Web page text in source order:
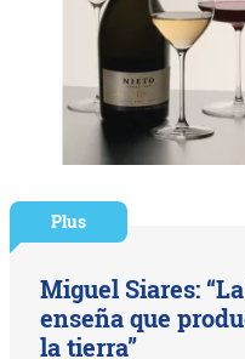
Plus
Miguel Siares:
enseña que
la tierra”